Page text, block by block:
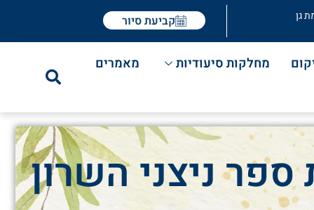
גן קביעת סיור
מחלקות סיעודיות מאמרים
ניצני השרון